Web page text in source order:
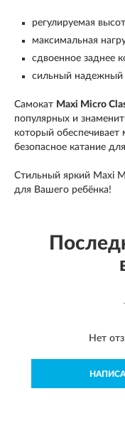
регулируемая
максимальная
сдвоенное заднее
сильный надежный
Самокат Maxi Micro
популярных и
который
безопасное катание
Стильный яркий Maxi
для Вашего ребёнка!
Нет